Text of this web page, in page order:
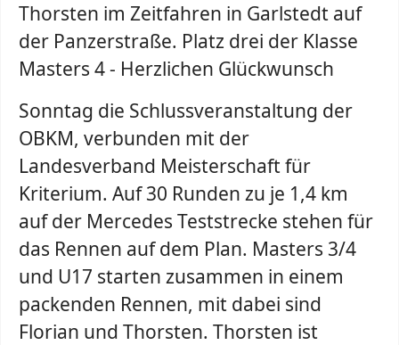
Thorsten im Zeitfahren in Garlstedt auf
der Panzerstraße. Platz drei der Klasse
Masters 4 - Herzlichen Glückwunsch
Sonntag die Schlussveranstaltung der
OBKM, verbunden mit der
Landesverband Meisterschaft für
Kriterium. Auf 30 Runden zu je 1,4 km
auf der Mercedes Teststrecke stehen für
das Rennen auf dem Plan. Masters 3/4
und U17 starten zusammen in einem
packenden Rennen, mit dabei sind
Florian und Thorsten. Thorsten ist